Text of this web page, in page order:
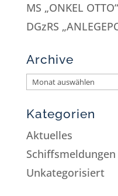
MS „ONKEL OTTO“
DGzRS
Archive
Kategorien
Aktuelles
Schiffsmeldungen
Unkategorisiert